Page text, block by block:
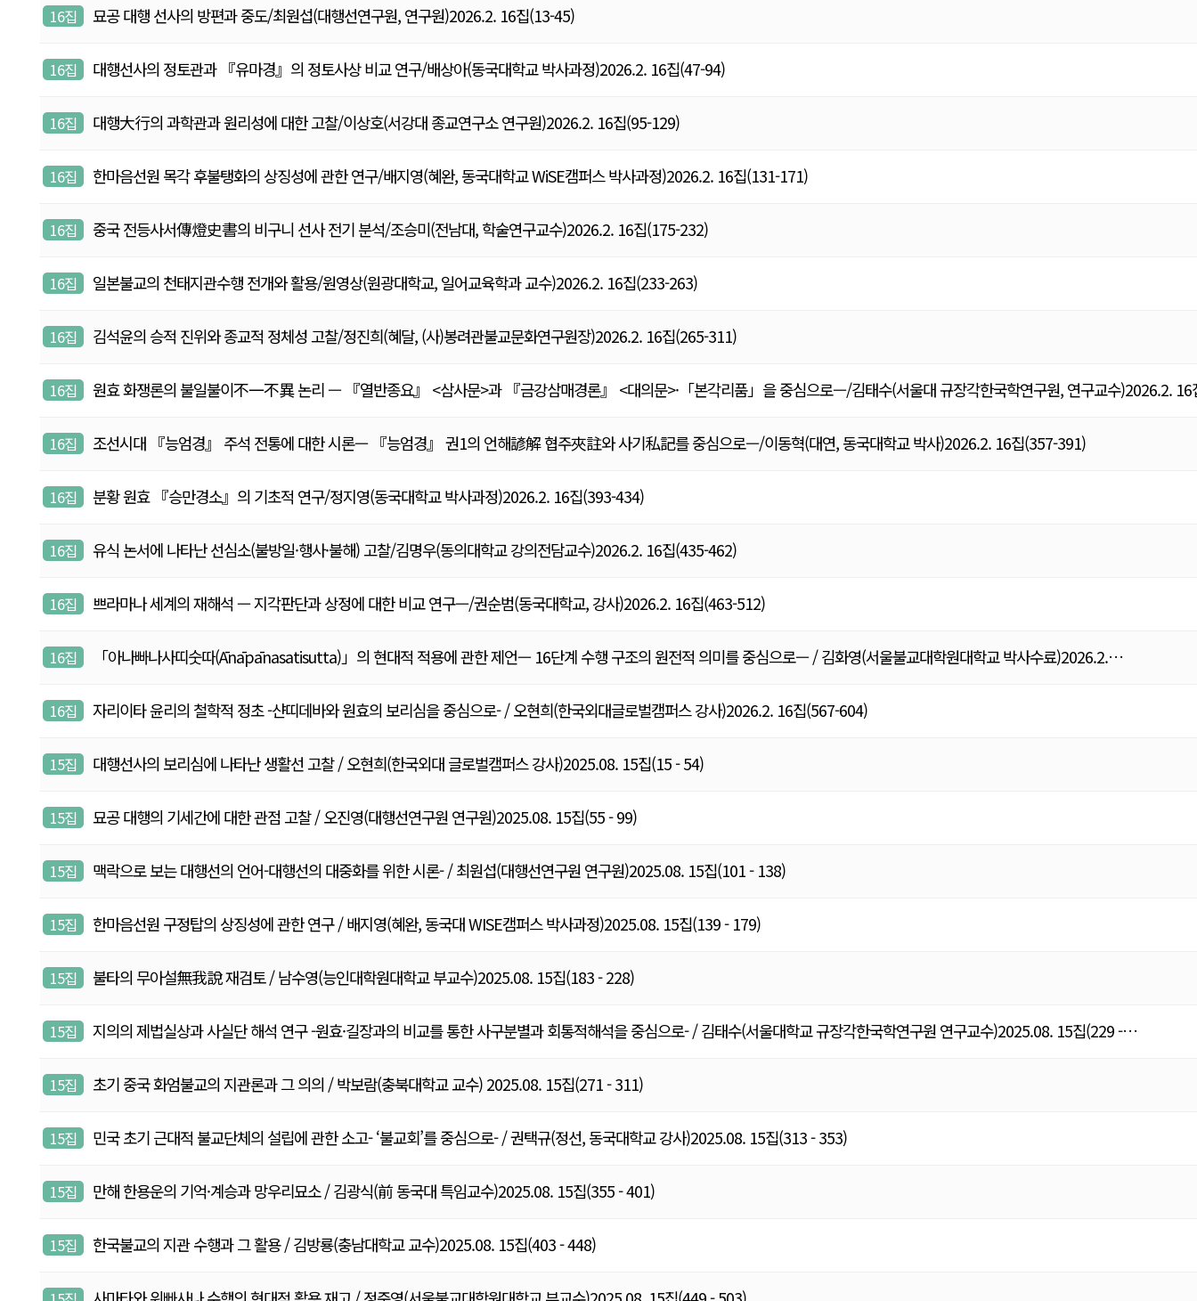
16집 묘공 대행 선사의 방편과 중도/최원섭(대행선연구원, 연구원)2026.2. 16집(13-45)
16집 대행선사의 정토관과 『유마경』의 정토사상 비교 연구/배상아(동국대학교 박사과정)2026.2. 16집(47-94)
16집 대행大行의 과학관과 원리성에 대한 고찰/이상호(서강대 종교연구소 연구원)2026.2. 16집(95-129)
16집 한마음선원 목각 후불탱화의 상징성에 관한 연구/배지영(혜완, 동국대학교 WiSE캠퍼스 박사과정)2026.2. 16집(131-171)
16집 중국 전등사서傳燈史書의 비구니 선사 전기 분석/조승미(전남대, 학술연구교수)2026.2. 16집(175-232)
16집 일본불교의 천태지관수행 전개와 활용/원영상(원광대학교, 일어교육학과 교수)2026.2. 16집(233-263)
16집 김석윤의 승적 진위와 종교적 정체성 고찰/정진희(혜달, (사)봉려관불교문화연구원장)2026.2. 16집(265-311)
16집 원효 화쟁론의 불일불이不一不異 논리 — 『열반종요』 <삼사문>과 『금강삼매경론』 <대의문>·「본각리품」을 중심으로—/김태수(서울대 규장각한국학연구원, 연구교수)2026.2.
16집 조선시대 『능엄경』 주석 전통에 대한 시론— 『능엄경』 권1의 언해諺解 협주夾註와 사기私記를 중심으로—/이동혁(대연, 동국대학교 박사)2026.2. 16집(357-391)
16집 분황 원효 『승만경소』의 기초적 연구/정지영(동국대학교 박사과정)2026.2. 16집(393-434)
16집 유식 논서에 나타난 선심소(불방일·행사·불해) 고찰/김명우(동의대학교 강의전담교수)2026.2. 16집(435-462)
16집 쁘라마나 세계의 재해석 — 지각판단과 상정에 대한 비교 연구—/권순범(동국대학교, 강사)2026.2. 16집(463-512)
16집 「아나빠나사띠숫따(Ānāpānasatisutta)」의 현대적 적용에 관한 제언— 16단계 수행 구조의 원전적 의미를 중심으로— / 김화영(서울불교대학원대학교 박사수료)2026.2.…
16집 자리이타 윤리의 철학적 정초 -샨띠데바와 원효의 보리심을 중심으로- / 오현희(한국외대글로벌캠퍼스 강사)2026.2. 16집(567-604)
15집 대행선사의 보리심에 나타난 생활선 고찰 / 오현희(한국외대 글로벌캠퍼스 강사)2025.08. 15집(15 - 54)
15집 묘공 대행의 기세간에 대한 관점 고찰 / 오진영(대행선연구원 연구원)2025.08. 15집(55 - 99)
15집 맥락으로 보는 대행선의 언어-대행선의 대중화를 위한 시론- / 최원섭(대행선연구원 연구원)2025.08. 15집(101 - 138)
15집 한마음선원 구정탑의 상징성에 관한 연구 / 배지영(혜완, 동국대 WISE캠퍼스 박사과정)2025.08. 15집(139 - 179)
15집 불타의 무아설無我說 재검토 / 남수영(능인대학원대학교 부교수)2025.08. 15집(183 - 228)
15집 지의의 제법실상과 사실단 해석 연구 -원효·길장과의 비교를 통한 사구분별과 회통적해석을 중심으로- / 김태수(서울대학교 규장각한국학연구원 연구교수)2025.08. 15집(229 -…
15집 초기 중국 화엄불교의 지관론과 그 의의 / 박보람(충북대학교 교수) 2025.08. 15집(271 - 311)
15집 민국 초기 근대적 불교단체의 설립에 관한 소고- ‘불교회’를 중심으로- / 권택규(정선, 동국대학교 강사)2025.08. 15집(313 - 353)
15집 만해 한용운의 기억·계승과 망우리묘소 / 김광식(前 동국대 특임교수)2025.08. 15집(355 - 401)
15집 한국불교의 지관 수행과 그 활용 / 김방룡(충남대학교 교수)2025.08. 15집(403 - 448)